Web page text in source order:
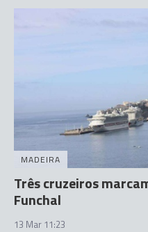
MADEIRA
Três cruzeiros
Funchal
13 Mar 11:23